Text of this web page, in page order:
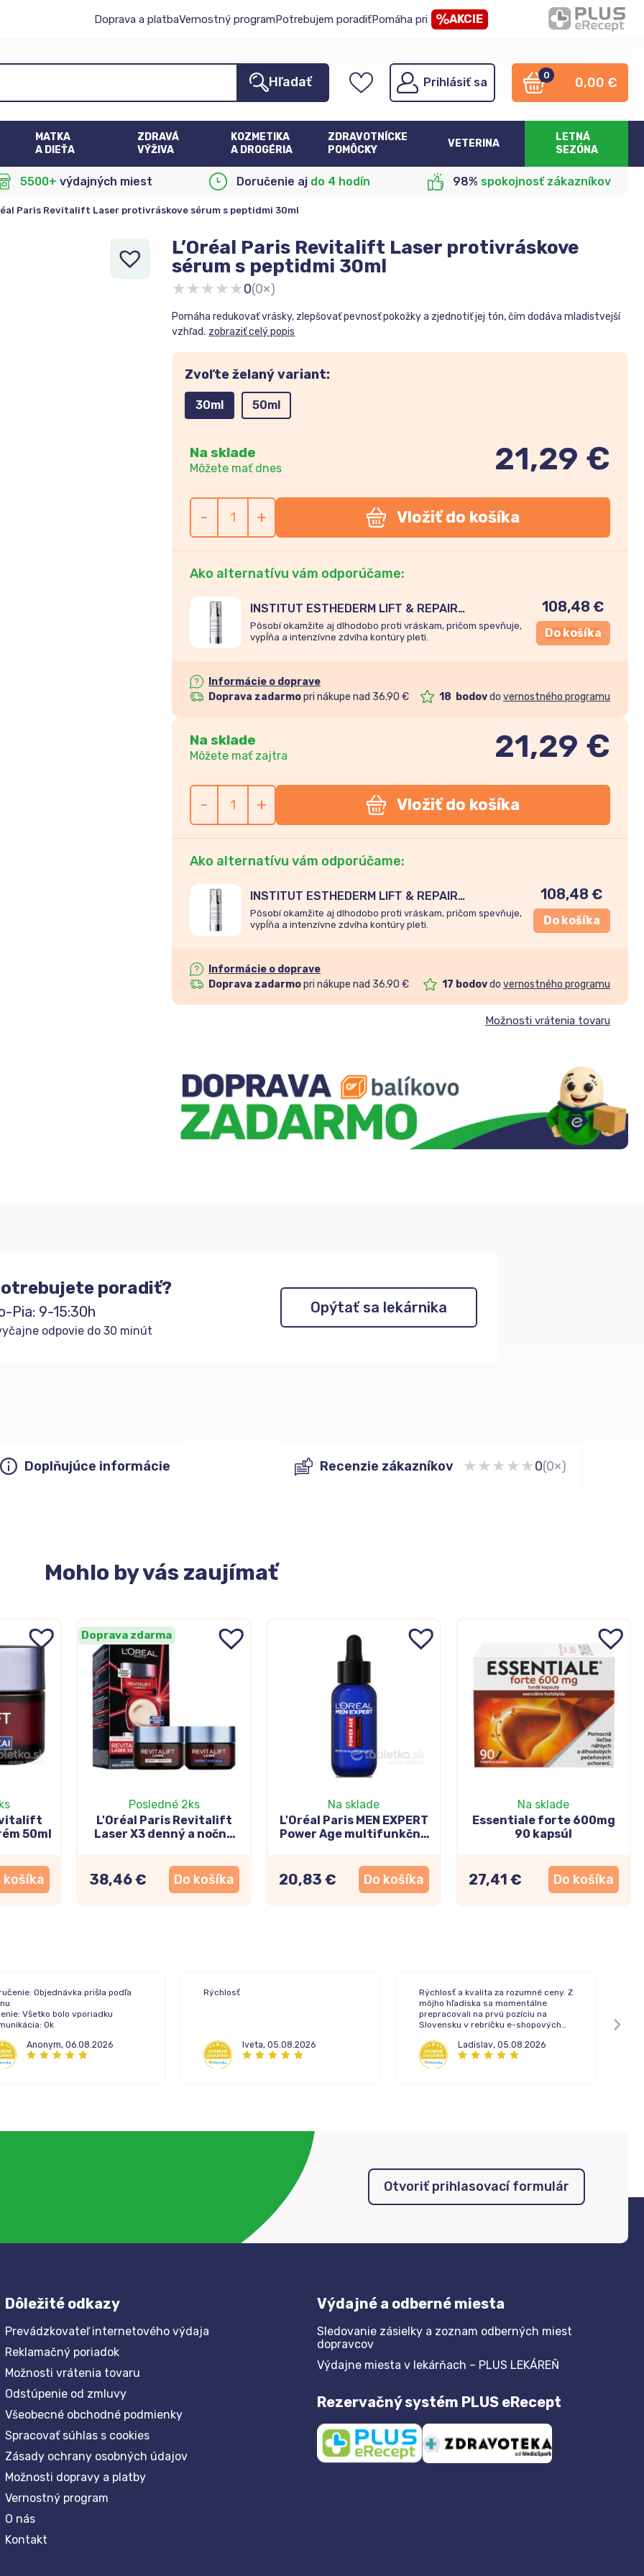
Doprava a platbaVernostný programPotrebujem poradiťPomáha pri AKCIE
Hľadať Prihlásiť sa
0 0,00 €
MATKA
A DIEŤA
ZDRAVÁ
VÝŽIVA
KOZMETIKA
A DROGÉRIA
ZDRAVOTNÍCKE
POMÔCKY
VETERINA
LETNÁ
SEZÓNA
5500+ výdajných miest Doručenie aj do 4 hodín 98% spokojnosť zákazníkov
Paris Revitalift Laser protivráskove sérum s peptidmi 30ml
L’Oréal Paris Revitalift Laser protivráskove
sérum s peptidmi 30ml
★★★★★0(0×)
Pomáha redukovať vrásky, zlepšovať pevnosť pokožky a zjednotiť jej tón, čím dodáva mladistvejší
vzhľad. zobraziť celý popis
Zvoľte želaný variant:
30ml 50ml
Na sklade
Môžete mať dnes 21,29 €
- + Vložiť do košíka
Ako alternatívu vám odporúčame:
INSTITUT ESTHEDERM LIFT & REPAIR
protivráskové spevňujúce sérum 30ml
Pôsobí okamžite aj dlhodobo proti vráskam, pričom spevňuje,
vypĺňa a intenzívne zdvíha kontúry pleti.
108,48 €
Do košíka
Informácie o doprave
Doprava zadarmopri nákupe nad 36.90 € 18 bodovdo vernostného programu
Na sklade
Môžete mať zajtra 21,29 €
- + Vložiť do košíka
Ako alternatívu vám odporúčame:
INSTITUT ESTHEDERM LIFT & REPAIR
protivráskové spevňujúce sérum 30ml
Pôsobí okamžite aj dlhodobo proti vráskam, pričom spevňuje,
vypĺňa a intenzívne zdvíha kontúry pleti.
108,48 €
Do košíka
Informácie o doprave
Doprava zadarmopri nákupe nad 36.90 € 17 bodovdo vernostného programu
Možnosti vrátenia tovaru
poradiť?
Pia: 9-15:30h
odpovie do 30 minút
Opýtať sa lekárnika
Doplňujúce informácie Recenzie zákazníkov ★★★★★0(0×)
Mohlo by vás zaujímať
50ml
košíka
Doprava zdarma
Posledné 2ks
L'Oréal Paris Revitalift
Laser X3 denný a nočný
38,46 € Do košíka
Na sklade
L'Oréal Paris MEN EXPERT
Power Age multifunkčné
20,83 € Do košíka
Na sklade
Essentiale forte 600mg
90 kapsúl
27,41 € Do košíka
Objednávka prišla podľa
Všetko bolo vporiadku
Ok
Anonym, 06.08.2026
Rýchlosť
Iveta, 05.08.2026
Rýchlosť a kvalita za rozumné ceny. Z
môjho hľadiska sa momentálne
prepracovali na prvú pozíciu na
Slovensku v rebríčku e-shopových
Ladislav, 05.08.2026
Otvoriť prihlasovací formulár
Dôležité odkazy
Prevádzkovateľ internetového výdaja
Reklamačný poriadok
Možnosti vrátenia tovaru
Odstúpenie od zmluvy
Všeobecné obchodné podmienky
Spracovať súhlas s cookies
Zásady ochrany osobných údajov
Možnosti dopravy a platby
Vernostný program
O nás
Kontakt
Výdajné a odberné miesta
Sledovanie zásielky a zoznam odberných miest
dopravcov
Výdajne miesta v lekárňach – PLUS LEKÁREŇ
Rezervačný systém PLUS eRecept